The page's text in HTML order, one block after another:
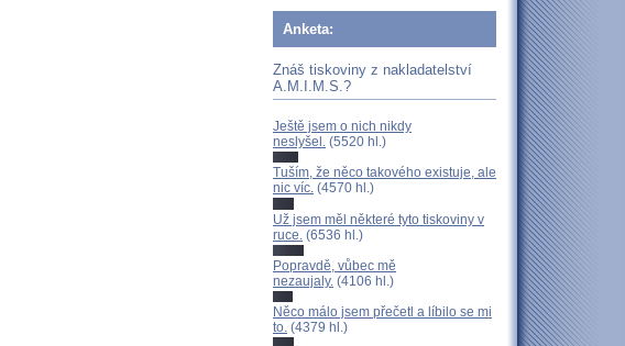
Anketa:
Znáš tiskoviny z nakladatelství
A.M.I.M.S.?
Ještě jsem o nich nikdy
neslyšel. (5520 hl.)
Tuším, že něco takového existuje, ale
nic víc. (4570 hl.)
Už jsem měl některé tyto tiskoviny v
ruce. (6536 hl.)
Popravdě, vůbec mě
nezaujaly. (4106 hl.)
Něco málo jsem přečetl a líbilo se mi
to. (4379 hl.)